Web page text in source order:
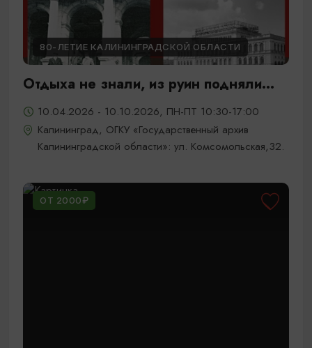
80-ЛЕТИЕ КАЛИНИНГРАДСКОЙ ОБЛАСТИ
Отдыха не знали, из руин подняли...
10.04.2026 - 10.10.2026, ПН-ПТ 10:30-17:00
Калининград, ОГКУ «Государственный архив
Калининградской области»: ул. Комсомольская,32.
ОТ 2000₽